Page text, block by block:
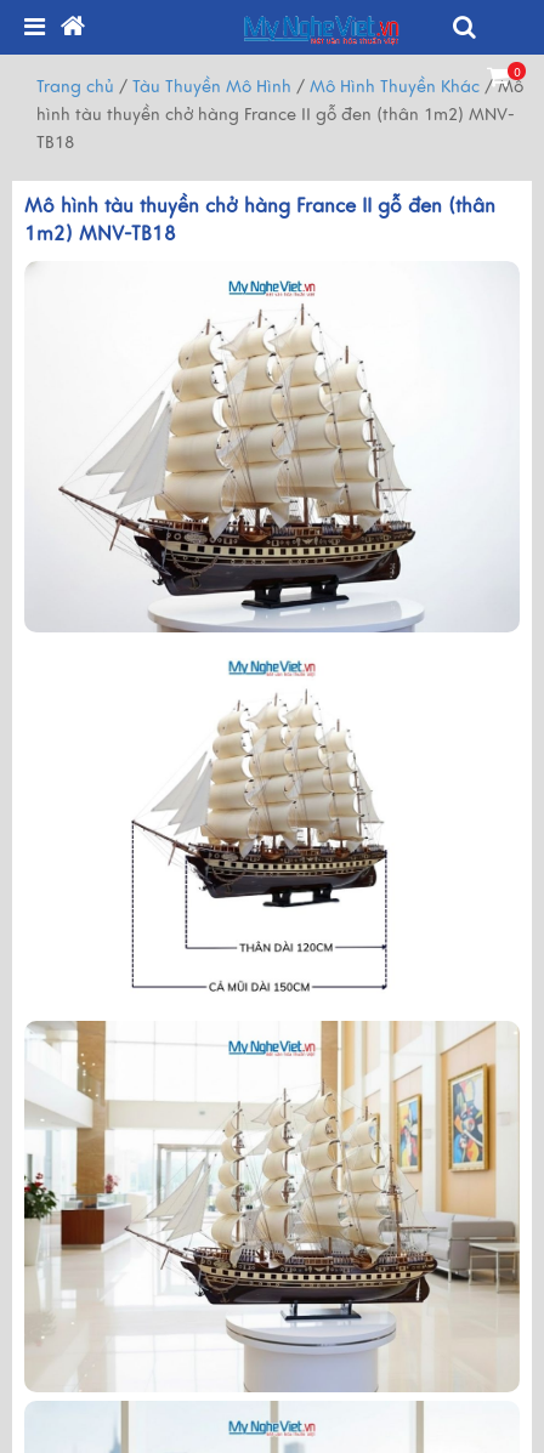
0
Trang chủ / Tàu Thuyền Mô Hình / Mô Hình Thuyền Khác /Mô
hình tàu thuyền chở hàng France II gỗ đen (thân 1m2) MNV-
TB18
Mô hình tàu thuyền chở hàng France II gỗ đen (thân
1m2) MNV-TB18